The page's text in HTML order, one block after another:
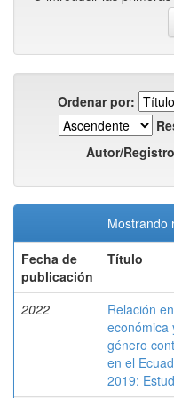
Ordenar por:
Autor/
Mostrando
Fecha de
publicación
Título
2022
Relación
económica
género
en el
2019: